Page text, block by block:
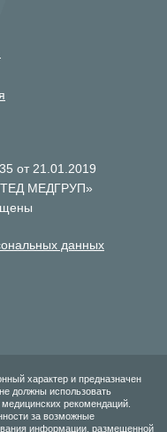
от 21.01.2019
МЕДГРУП»
данных
характер и предназначен
должны использовать
рекомендаций.
за возможные
информации, размещенной